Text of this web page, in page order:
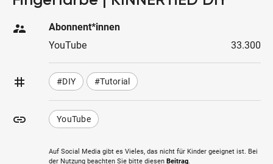
supervisor_account
Abonnent*innen
YouTube
33.300
tag #DIY #Tutorial
insert_link YouTube
Auf Social Media gibt es Vieles, das nicht für Kinder geeignet ist. Bei
der Nutzung beachten Sie bitte diesen Beitrag.